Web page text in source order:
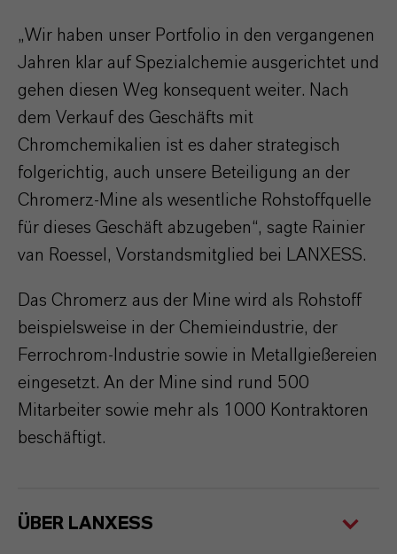
„Wir haben unser Portfolio in den vergangenen
Jahren klar auf Spezialchemie ausgerichtet und
gehen diesen Weg konsequent weiter. Nach
dem Verkauf des Geschäfts mit
Chromchemikalien ist es daher strategisch
folgerichtig, auch unsere Beteiligung an der
Chromerz-Mine als wesentliche Rohstoffquelle
für dieses Geschäft abzugeben“, sagte Rainier
van Roessel, Vorstandsmitglied bei LANXESS.
Das Chromerz aus der Mine wird als Rohstoff
beispielsweise in der Chemieindustrie, der
Ferrochrom-Industrie sowie in Metallgießereien
eingesetzt. An der Mine sind rund 500
Mitarbeiter sowie mehr als 1000 Kontraktoren
beschäftigt.
ÜBER LANXESS